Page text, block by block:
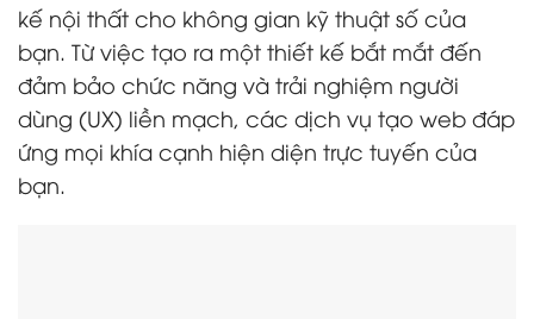
kế nội thất cho không gian kỹ thuật số của
bạn. Từ việc tạo ra một thiết kế bắt mắt đến
đảm bảo chức năng và trải nghiệm người
dùng (UX) liền mạch, các dịch vụ tạo web đáp
ứng mọi khía cạnh hiện diện trực tuyến của
bạn.